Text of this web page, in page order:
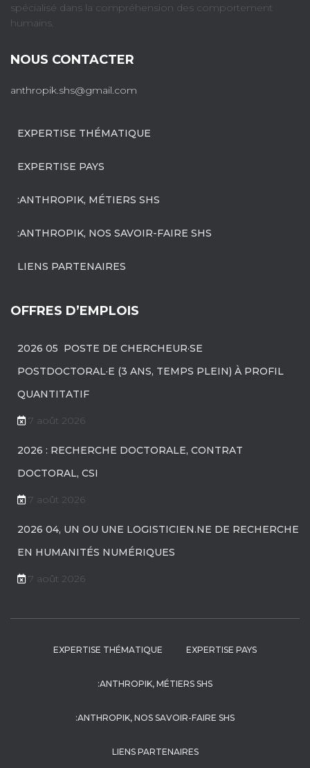
spécialisé dans la compréhension des comportement
humains.
NOUS CONTACTER
anthropik.shs@gmail.com
EXPERTISE THÉMATIQUE
EXPERTISE PAYS
:ANTHROPIK, MÉTIERS SHS
:ANTHROPIK, NOS SAVOIR-FAIRE SHS
LIENS PARTENAIRES
OFFRES D’EMPLOIS
2026 05 POSTE DE CHERCHEUR·SE
POSTDOCTORAL·E (3 ANS, TEMPS PLEIN) À PROFIL
QUANTITATIF
7 août 2026
2026 : RECHERCHE DOCTORALE, CONTRAT
DOCTORAL, CSI
7 août 2026
2026 04, UN OU UNE LOGISTICIEN.NE DE RECHERCHE
EN HUMANITÉS NUMÉRIQUES
7 août 2026
EXPERTISE THÉMATIQUE EXPERTISE PAYS
:ANTHROPIK, MÉTIERS SHS
:ANTHROPIK, NOS SAVOIR-FAIRE SHS
LIENS PARTENAIRES